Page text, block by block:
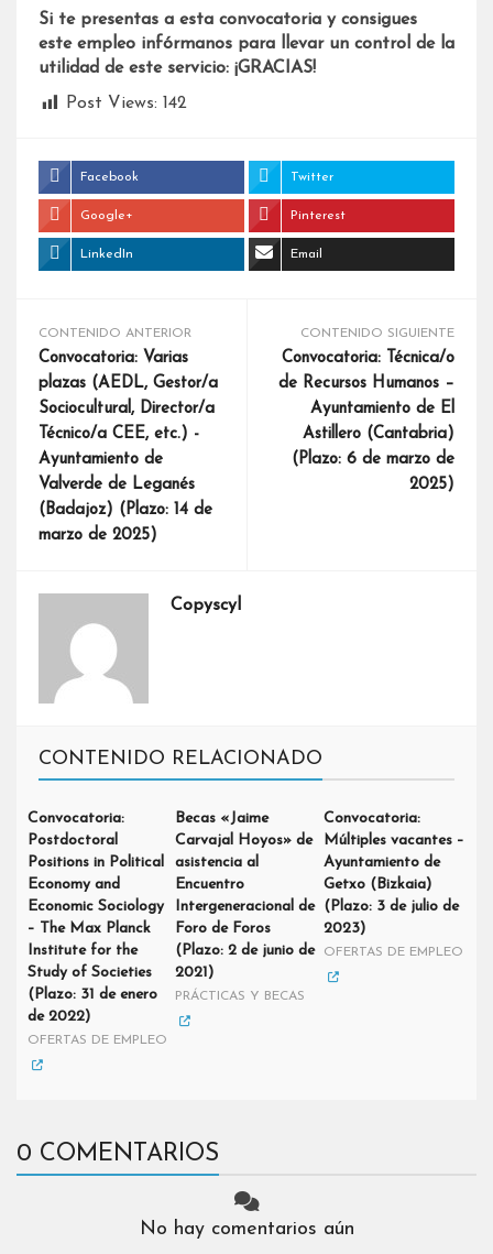
Si te presentas a esta convocatoria y consigues
este empleo infórmanos para llevar un control de la
utilidad de este servicio: ¡GRACIAS!
Post Views: 142
Facebook Twitter
Google+ Pinterest
LinkedIn Email
CONTENIDO ANTERIOR
Convocatoria: Varias
plazas (AEDL, Gestor/a
Sociocultural, Director/a
Técnico/a CEE, etc.) -
Ayuntamiento de
Valverde de Leganés
(Badajoz) (Plazo: 14 de
marzo de 2025)
CONTENIDO SIGUIENTE
Convocatoria: Técnica/o
de Recursos Humanos –
Ayuntamiento de El
Astillero (Cantabria)
(Plazo: 6 de marzo de
2025)
Copyscyl
CONTENIDO RELACIONADO
Convocatoria:
Postdoctoral
Positions in Political
Economy and
Economic Sociology
– The Max Planck
Institute for the
Study of Societies
(Plazo: 31 de enero
de 2022)
OFERTAS DE EMPLEO
Becas «Jaime
Carvajal Hoyos» de
asistencia al
Encuentro
Intergeneracional de
Foro de Foros
(Plazo: 2 de junio de
2021)
PRÁCTICAS Y BECAS
Convocatoria:
Múltiples vacantes –
Ayuntamiento de
Getxo (Bizkaia)
(Plazo: 3 de julio de
2023)
OFERTAS DE EMPLEO
0 COMENTARIOS
No hay comentarios aún